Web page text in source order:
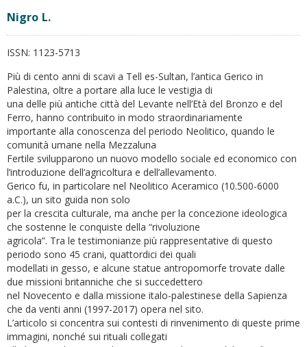
Nigro L.
ISSN: 1123-5713
Più di cento anni di scavi a Tell es-Sultan, l’antica Gerico in
Palestina, oltre a portare alla luce le vestigia di
una delle più antiche città del Levante nell’Età del Bronzo e del
Ferro, hanno contribuito in modo straordinariamente
importante alla conoscenza del periodo Neolitico, quando le
comunità umane nella Mezzaluna
Fertile svilupparono un nuovo modello sociale ed economico con
l’introduzione dell’agricoltura e dell’allevamento.
Gerico fu, in particolare nel Neolitico Aceramico (10.500-6000
a.C.), un sito guida non solo
per la crescita culturale, ma anche per la concezione ideologica
che sostenne le conquiste della “rivoluzione
agricola”. Tra le testimonianze più rappresentative di questo
periodo sono 45 crani, quattordici dei quali
modellati in gesso, e alcune statue antropomorfe trovate dalle
due missioni britanniche che si succedettero
nel Novecento e dalla missione italo-palestinese della Sapienza
che da venti anni (1997-2017) opera nel sito.
L’articolo si concentra sui contesti di rinvenimento di queste prime
immagini, nonché sui rituali collegati